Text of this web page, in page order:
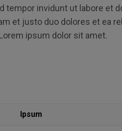
tempor invidunt ut labore et
et justo duo dolores et ea
ipsum dolor sit amet.
Ipsum